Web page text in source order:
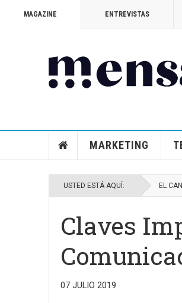
MAGAZINE ENTREVISTAS
MARKETING
USTED ESTÁ AQUÍ: EL
Claves
07 JULIO 2019